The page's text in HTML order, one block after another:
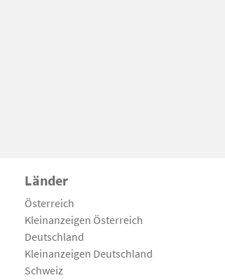
Länder
Österreich
Kleinanzeigen Österreich
Deutschland
Kleinanzeigen Deutschland
Schweiz